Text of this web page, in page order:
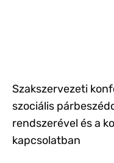
Szakszervezeti
szociális
rendszerével és a
kapcsolatban